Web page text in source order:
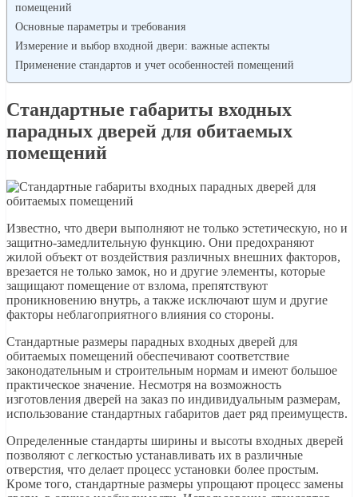
помещений
Основные параметры и требования
Измерение и выбор входной двери: важные аспекты
Применение стандартов и учет особенностей помещений
Стандартные габариты входных
парадных дверей для обитаемых
помещений
Известно, что двери выполняют не только эстетическую, но и
защитно-замедлительную функцию. Они предохраняют
жилой объект от воздействия различных внешних факторов,
врезается не только замок, но и другие элементы, которые
защищают помещение от взлома, препятствуют
проникновению внутрь, а также исключают шум и другие
факторы неблагоприятного влияния со стороны.
Стандартные размеры парадных входных дверей для
обитаемых помещений обеспечивают соответствие
законодательным и строительным нормам и имеют большое
практическое значение. Несмотря на возможность
изготовления дверей на заказ по индивидуальным размерам,
использование стандартных габаритов дает ряд преимуществ.
Определенные стандарты ширины и высоты входных дверей
позволяют с легкостью устанавливать их в различные
отверстия, что делает процесс установки более простым.
Кроме того, стандартные размеры упрощают процесс замены